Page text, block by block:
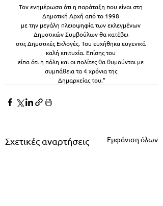
Τον ενημέρωσα ότι η παράταξη που είναι στη
Δημοτική Αρχή από το 1998
με την μεγάλη πλειοψηφία των εκλεγμένων
Δημοτικών Συμβούλων θα κατέβει
στις Δημοτικές Εκλογές. Του ευχήθηκα ευγενικά
καλή επιτυχία. Επίσης του
είπα ότι η πόλη και οι πολίτες θα θυμούνται με
συμπάθεια τα 4 χρόνια της
Δημαρχείας του."
Σχετικές αναρτήσεις Εμφάνιση όλων